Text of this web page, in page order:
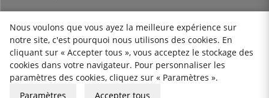
2026 KitchenLab AB
Nous voulons que vous ayez la meilleure expérience sur
notre site, c'est pourquoi nous utilisons des cookies. En
cliquant sur « Accepter tous », vous acceptez le stockage des
cookies dans votre navigateur. Pour personnaliser les
paramètres des cookies, cliquez sur « Paramètres ».
Paramètres
Accepter tous